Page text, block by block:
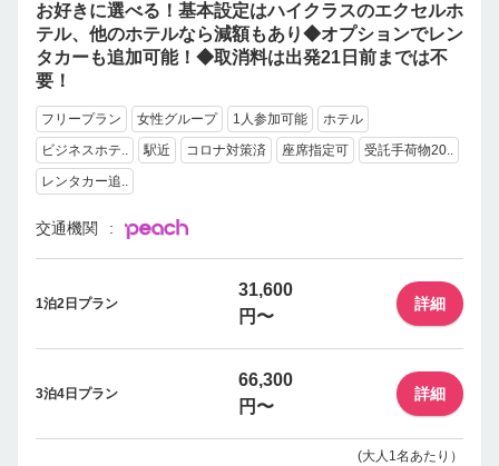
お好きに選べる！基本設定はハイクラスのエクセルホ
テル、他のホテルなら減額もあり◆オプションでレン
タカーも追加可能！◆取消料は出発21日前までは不
要！
フリープラン 女性グループ 1人参加可能
ホテル
ビジネスホテ..
駅近 コロナ対策済 座席指定可
受託手荷物20..
レンタカー追..
交通機関
1泊2日プラン
31,600
円〜
詳細
3泊4日プラン
66,300
円〜
詳細
(大人1名あたり）